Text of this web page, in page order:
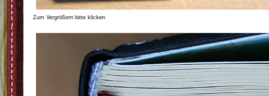
Zum Vergrößern bitte klicken